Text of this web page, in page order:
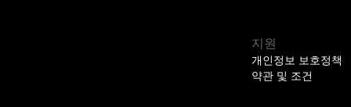
지원
개인정보 보호정책
약관 및 조건